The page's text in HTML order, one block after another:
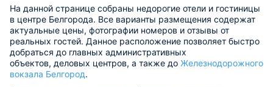
На данной странице собраны недорогие отели и гостиницы
в центре Белгорода. Все варианты размещения содержат
актуальные цены, фотографии номеров и отзывы от
реальных гостей. Данное расположение позволяет быстро
добраться до главных административных
объектов, деловых центров, а также до Железнодорожного
вокзала Белгород.